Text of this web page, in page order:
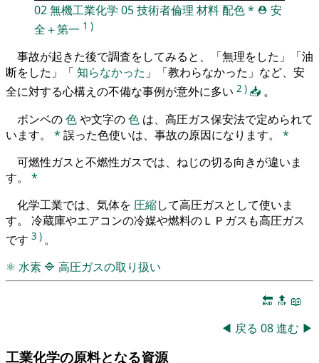
02無機工業化学 05技術者倫理 材料配色* ⛑️ 安
全＋第一 1 )
事故が起きた後で調査をしてみると、「無理をした」「油
断をした」「 知らなかった 」「教わらなかった」など、安
全に対する心構えの不備な事例が意外に多い 2 ) 📥 。
ボンベの色や文字の色 は、高圧ガス保安法で定められて
います。 * 誤った色使いは、事故の原因になります。 *
可燃性ガスと不燃性ガスでは、ねじの切る向きが違いま
す。 *
化学工業では、気体を 圧縮して高圧ガスとして使いま
す。 冷蔵庫やエアコンの冷媒や燃料のＬＰガスも高圧ガス
です 3 ) 。
⚛ 水素 🔷 高圧ガスの取り扱い
🔚 🔝 📖
◀ 戻る 08進む ▶
工業化学の原料となる資源